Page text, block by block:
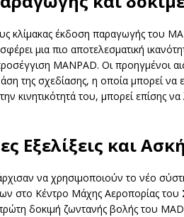
κλίμακας έκδοση παραγωγής του
μια πιο αποτελεσματική
MANPAD. Οι προηγμένοι
της σχεδίασης, η οποία μπορεί να
κινητικότητά του, μπορεί επίσης
Εξελίξεις και
να χρησιμοποιούν το νέο
στο Κέντρο Μάχης Αεροπορίας
δοκιμή ζωντανής βολής του